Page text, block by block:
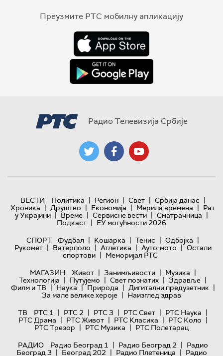
Преузмите РТС мобилну апликацију
Радио Телевизија Србије
ВЕСТИ Политика | Регион | Свет | Србија данас |
Хроника | Друштво | Економија | Мерила времена | Рат
у Украјини | Време | Сервисне вести | Сматрачница |
Подкаст | ЕУ могућности 2026
СПОРТ
Фудбал | Кошарка | Тенис | Одбојка |
Рукомет | Ватерполо | Атлетика | Ауто-мото | Остали
спортови | Меморијал РТС
МАГАЗИН
Живот | Занимљивости | Музика |
Технологијa | Путујемо | Свет познатих | Здравље |
Филм и ТВ | Наука | Природа | Дигитални предузетник |
За мале велике хероје | Наизглед здрав
ТВ
РТС 1 | РТС 2 | РТС 3 | РТС Свет | РТС Наука |
РТС Драма | РТС Живот | РТС Класика | РТС Коло |
РТС Трезор | РТС Музика | РТС Полетарац
РАДИО
Радио Београд 1 | Радио Београд 2 | Радио
Београд 3 | Београд 202 | Радио Плетеница | Радио